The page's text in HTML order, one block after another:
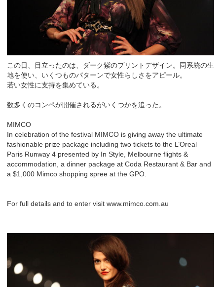
この日、目立ったのは、ダーク紫のプリントデザイン。同系統の生
地を使い、いくつものパターンで女性らしさをアピール。
若い女性に支持を集めている。
数多くのコンペが開催されるがいくつかを追った。
MIMCO
In celebration of the festival MIMCO is giving away the ultimate
fashionable prize package including two tickets to the L’Oreal
Paris Runway 4 presented by In Style, Melbourne flights &
accommodation, a dinner package at Coda Restaurant & Bar and
a $1,000 Mimco shopping spree at the GPO.
For full details and to enter visit www.mimco.com.au